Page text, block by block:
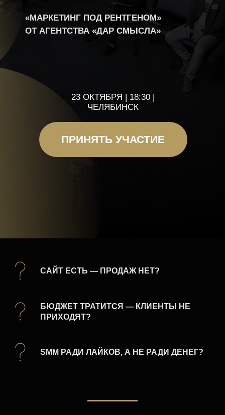
ПРИНЯТЬ УЧАСТИЕ
САЙТ ЕСТЬ — ПРОДАЖ НЕТ?
БЮДЖЕТ ТРАТИТСЯ — КЛИЕНТЫ НЕ
ПРИХОДЯТ?
SMM РАДИ ЛАЙКОВ, А НЕ РАДИ ДЕНЕГ?